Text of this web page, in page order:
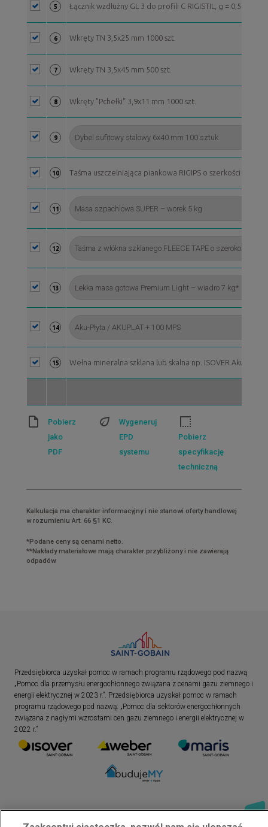
5 Łącznik wzdłużny GL 3 do profili C RIGISTIL, g = 0,55 mm
6 Wkręty TN 3,5x25 mm 1000 szt.
7 Wkręty TN 3,5x45 mm 500 szt.
8 Wkręty "Pchełki" 3,9x11 mm 1000 szt.
9
10 Taśma uszczelniająca piankowa RIGIPS o szerkości 30
11
12
13
14
15 Wełna mineralna szklana lub skalna np. ISOVER Aku-
Pobierz
jako
PDF
Wygeneruj
EPD
systemu
Pobierz
specyfikację
techniczną
Kalkulacja ma charakter informacyjny i nie stanowi oferty handlowej
w rozumieniu Art. 66 §1 KC.
*Podane ceny są cenami netto.
**Nakłady materiałowe mają charakter przybliżony i nie zawierają
odpadów.
Przedsiębiorca uzyskał pomoc w ramach programu rządowego pod nazwą
„Pomoc dla przemysłu energochłonnego związana z cenami gazu ziemnego i
energii elektrycznej w 2023 r.”. Przedsiębiorca uzyskał pomoc w ramach
programu rządowego pod nazwą: „Pomoc dla sektorów energochłonnych
związana z nagłymi wzrostami cen gazu ziemnego i energii elektrycznej w
2022 r.”